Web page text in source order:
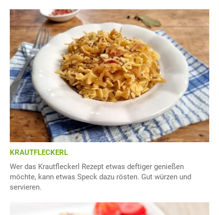
KRAUTFLECKERL
Wer das Krautfleckerl Rezept etwas deftiger genießen
möchte, kann etwas Speck dazu rösten. Gut würzen und
servieren.